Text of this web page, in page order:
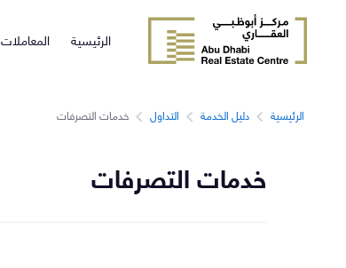
الرئيسية المعاملات
الرئيسية دليل الخدمة التداول خدمات التصرفات
خدمات التصرفات